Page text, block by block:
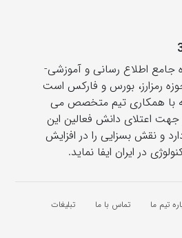
جامع اطلاع رسانی و آموزشی-
رمزارز، بورس و فارکس است
با همکاری تیم متخصص می
اعتلای دانش فعالین این
و نقش بسزایی را در افزایش
در ایران ایفا نماید.
تیم ما تماس با ما تبلیغات